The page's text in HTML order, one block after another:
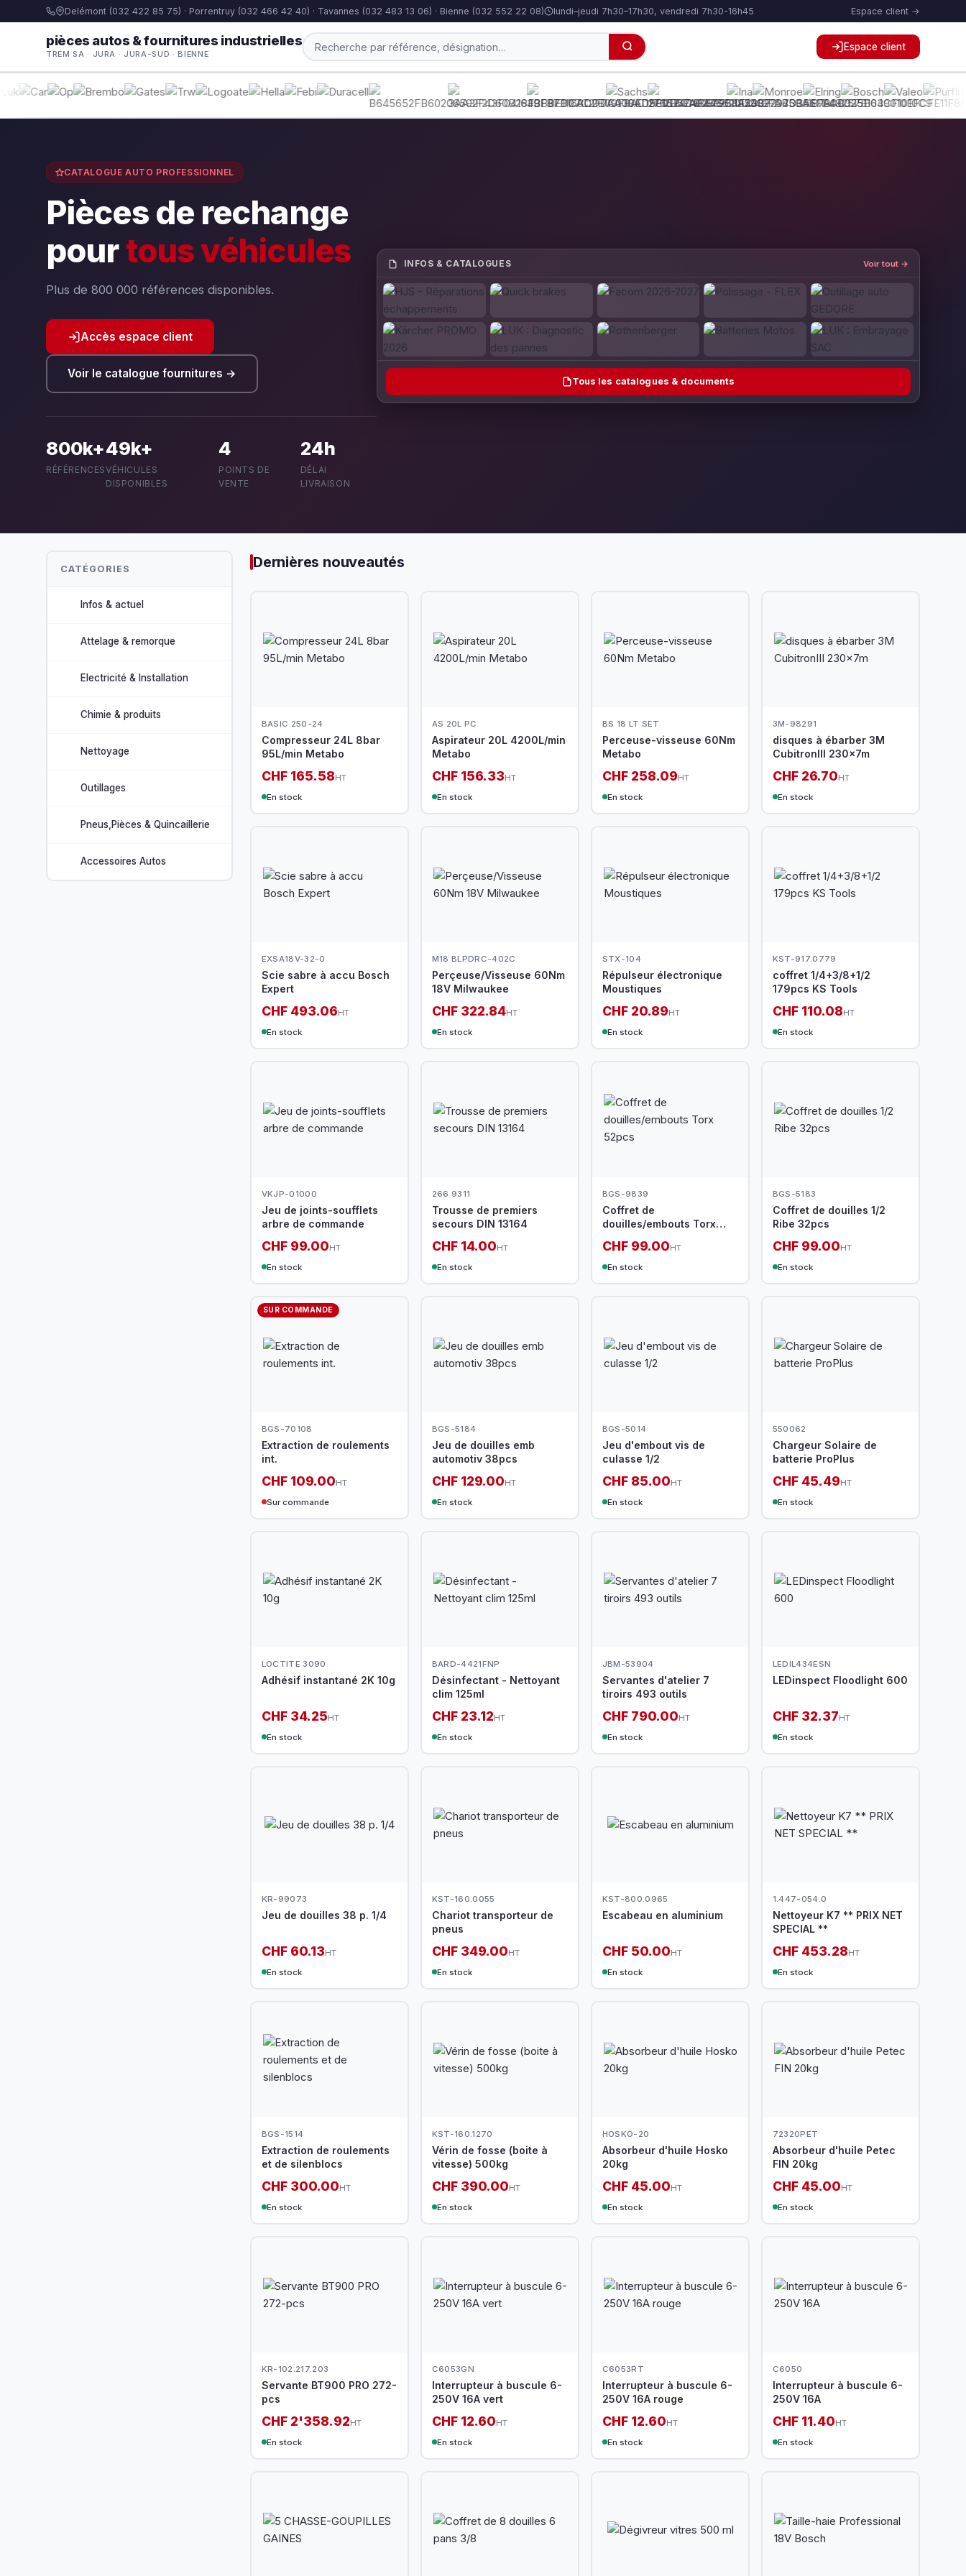
Delémont (032 422 85 75) · Porrentruy (032 466 42 40) · Tavannes (032 483 13 06) · Bienne (032 552 22 08) lundi–jeudi 7h30–17h30, vendredi 7h30-16h45 Espace client →
pièces autos & fournitures industrielles
TREM SA · JURA · JURA-SUD · BIENNE
Espace client
CATALOGUE AUTO PROFESSIONNEL
Pièces de rechange
pourtous véhicules
Plus de 800 000 références disponibles.
Accès espace client
Voir le catalogue fournitures →
800k+
RÉFÉRENCES
49k+
VÉHICULES
DISPONIBLES
4
POINTS DE
VENTE
24h
DÉLAI
LIVRAISON
INFOS & CATALOGUES Voir tout →
Tous les catalogues & documents
CATÉGORIES
Infos & actuel
Attelage & remorque
Electricité & Installation
Chimie & produits
Nettoyage
Outillages
Pneus,Pièces & Quincaillerie
Accessoires Autos
Dernières nouveautés
BASIC 250-24
Compresseur 24L 8bar
95L/min Metabo
CHF 165.58HT
En stock
AS 20L PC
Aspirateur 20L 4200L/min
Metabo
CHF 156.33HT
En stock
BS 18 LT SET
Perceuse-visseuse 60Nm
Metabo
CHF 258.09HT
En stock
3M-98291
disques à ébarber 3M
CubitronIII 230x7m
CHF 26.70HT
En stock
EXSA18V-32-0
Scie sabre à accu Bosch
Expert
CHF 493.06HT
En stock
M18 BLPDRC-402C
Perçeuse/Visseuse 60Nm
18V Milwaukee
CHF 322.84HT
En stock
STX-104
Répulseur électronique
Moustiques
CHF 20.89HT
En stock
KST-917.0779
coffret 1/4+3/8+1/2
179pcs KS Tools
CHF 110.08HT
En stock
VKJP-01000
Jeu de joints-soufflets
arbre de commande
CHF 99.00HT
En stock
266 9311
Trousse de premiers
secours DIN 13164
CHF 14.00HT
En stock
BGS-9839
Coffret de
douilles/embouts Torx
CHF 99.00HT
En stock
BGS-5183
Coffret de douilles 1/2
Ribe 32pcs
CHF 99.00HT
En stock
SUR COMMANDE
BGS-70108
Extraction de roulements
int.
CHF 109.00HT
Sur commande
BGS-5184
Jeu de douilles emb
automotiv 38pcs
CHF 129.00HT
En stock
BGS-5014
Jeu d'embout vis de
culasse 1/2
CHF 85.00HT
En stock
550062
Chargeur Solaire de
batterie ProPlus
CHF 45.49HT
En stock
LOCTITE 3090
Adhésif instantané 2K 10g
CHF 34.25HT
En stock
BARD-4421FNP
Désinfectant - Nettoyant
clim 125ml
CHF 23.12HT
En stock
JBM-53904
Servantes d'atelier 7
tiroirs 493 outils
CHF 790.00HT
En stock
LEDIL434ESN
LEDinspect Floodlight 600
CHF 32.37HT
En stock
KR-99073
Jeu de douilles 38 p. 1/4
CHF 60.13HT
En stock
KST-160.0055
Chariot transporteur de
pneus
CHF 349.00HT
En stock
KST-800.0965
Escabeau en aluminium
CHF 50.00HT
En stock
1.447-054.0
Nettoyeur K7 ** PRIX NET
SPECIAL **
CHF 453.28HT
En stock
BGS-1514
Extraction de roulements
et de silenblocs
CHF 300.00HT
En stock
KST-160.1270
Vérin de fosse (boite à
vitesse) 500kg
CHF 390.00HT
En stock
HOSKO-20
Absorbeur d'huile Hosko
20kg
CHF 45.00HT
En stock
72320PET
Absorbeur d'huile Petec
FIN 20kg
CHF 45.00HT
En stock
KR-102.217.203
Servante BT900 PRO 272-
pcs
CHF 2'358.92HT
En stock
C6053GN
Interrupteur à buscule 6-
250V 16A vert
CHF 12.60HT
En stock
C6053RT
Interrupteur à buscule 6-
250V 16A rouge
CHF 12.60HT
En stock
C6050
Interrupteur à buscule 6-
250V 16A
CHF 11.40HT
En stock